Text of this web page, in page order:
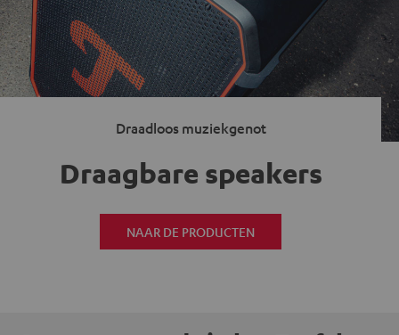
Draadloos muziekgenot
Draagbare speakers
NAAR DE PRODUCTEN